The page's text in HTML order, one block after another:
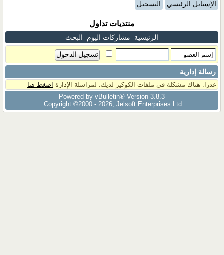
الإستايل الرئيسي التسجيل
منتديات تداول
الرئيسية مشاركات اليوم البحث
رسالة إدارية
عذرا. هناك مشكلة فى ملفات الكوكيز لديك. لمراسلة الإدارة اضغط هنا
Powered by vBulletin® Version 3.8.3
Copyright ©2000 - 2026, Jelsoft Enterprises Ltd.